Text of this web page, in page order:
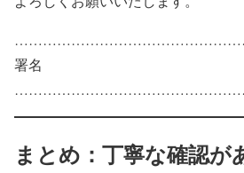
署名
まとめ：丁寧な確認が